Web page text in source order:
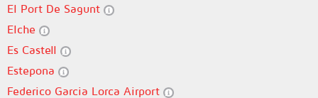
El Port De Sagunt
Elche
Es Castell
Estepona
Federico Garcia Lorca Airport